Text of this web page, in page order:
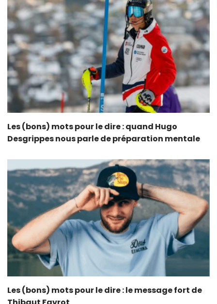
Les (bons) mots pour le dire : quand Hugo
Desgrippes nous parle de préparation mentale
Les (bons) mots pour le dire : le message fort de